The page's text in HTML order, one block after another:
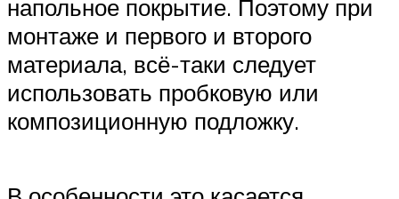
напольное покрытие. Поэтому при
монтаже и первого и второго
материала, всё-таки следует
использовать пробковую или
композиционную подложку.